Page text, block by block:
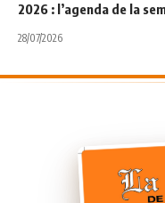
2026 : l’agenda de la
28/07/2026